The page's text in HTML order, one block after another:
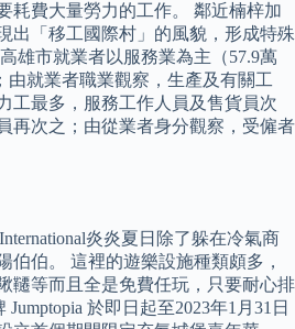
耗費大量勞力的工作。 鄰近楠梓加
出「移工國際村」的風貌，形成特殊
雄市就業者以服務業為主（57.9萬
由就業者職業觀察，生產及有關工
工最多，服務工作人員及售貨員次
再次之；由從業者身分觀察，受僱者
炎炎夏日除了躲在冷氣商
伯伯。 這裡的遊樂設施種類頗多，
韆等而且全是免費任玩，只要耐心排
於即日起至2023年1月31日